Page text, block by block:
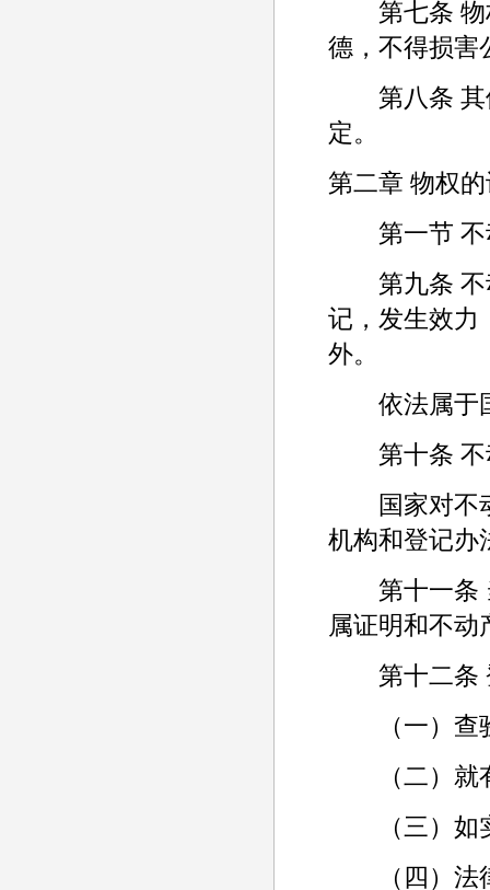
第七条 物
德，不得损害
第八条 其
定。
第二章 物权
第一节 不
第九条 不
记，发生效力
外。
依法属于国
第十条 不
国家对不动
机构和登记办
第十一条
属证明和不动
第十二条
（一）查验
（二）就有
（三）如实
（四）法律